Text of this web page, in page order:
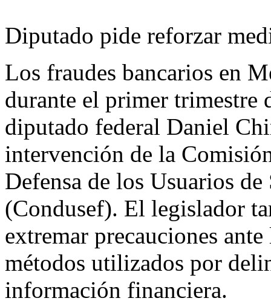
Diputado pide reforzar
Los fraudes bancarios en
durante el primer trimestre
diputado federal Daniel
intervención de la
Defensa de los Usuarios
(Condusef). El legislador
extremar precauciones
métodos utilizados por
información financiera.